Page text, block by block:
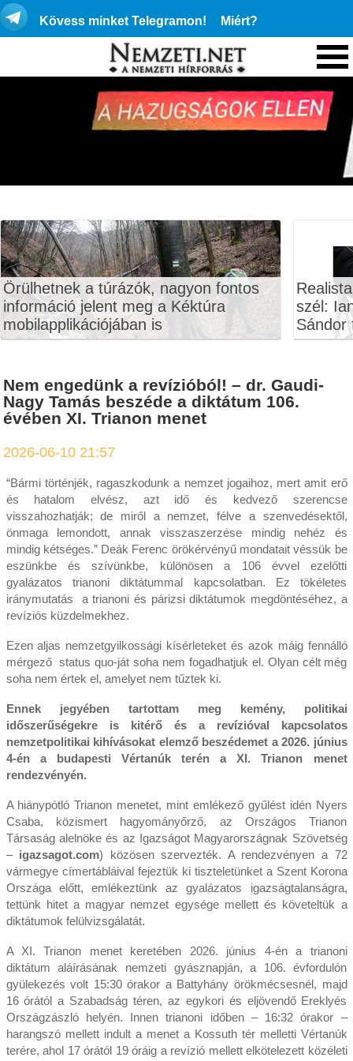
Kövess minket Telegramon! Miért?
Örülhetnek a túrázók, nagyon fontos
információ jelent meg a Kéktúra
mobilapplikációjában is
szél:
Sándor
Nem engedünk a revízióból! – dr. Gaudi-
Nagy Tamás beszéde a diktátum 106.
évében XI. Trianon menet
2026-06-10 21:57
“Bármi történjék, ragaszkodunk a nemzet jogaihoz, mert amit erő
és hatalom elvész, azt idő és kedvező szerencse
visszahozhatják; de miről a nemzet, félve a szenvedésektől,
önmaga lemondott, annak visszaszerzése mindig nehéz és
mindig kétséges.” Deák Ferenc örökérvényű mondatait véssük be
eszünkbe és szívünkbe, különösen a 106 évvel ezelőtti
gyalázatos trianoni diktátummal kapcsolatban. Ez tökéletes
iránymutatás a trianoni és párizsi diktátumok megdöntéséhez, a
revíziós küzdelmekhez.
Ezen aljas nemzetgyilkossági kísérleteket és azok máig fennálló
mérgező status quo-ját soha nem fogadhatjuk el. Olyan célt még
soha nem értek el, amelyet nem tűztek ki.
Ennek jegyében tartottam meg kemény, politikai
időszerűségekre is kitérő és a revízióval kapcsolatos
nemzetpolitikai kihívásokat elemző beszédemet a 2026. június
4-én a budapesti Vértanúk terén a XI. Trianon menet
rendezvényén.
A hiánypótló Trianon menetet, mint emlékező gyűlést idén Nyers
Csaba, közismert hagyományőrző, az Országos Trianon
Társaság alelnöke és az Igazságot Magyarországnak Szövetség
– igazsagot.com) közösen szervezték. A rendezvényen a 72
vármegye címertábláival fejeztük ki tiszteletünket a Szent Korona
Országa előtt, emlékeztünk az gyalázatos igazságtalanságra,
tettünk hitet a magyar nemzet egysége mellett és követeltük a
diktátumok felülvizsgálatát.
A XI. Trianon menet keretében 2026. június 4-én a trianoni
diktátum aláírásának nemzeti gyásznapján, a 106. évfordulón
gyülekezés volt 15:30 órakor a Battyhány örökmécsesnél, majd
16 órától a Szabadság téren, az egykori és eljövendő Ereklyés
Országzászló helyén. Innen trianoni időben – 16:32 órakor –
harangszó mellett indult a menet a Kossuth tér melletti Vértanúk
terére, ahol 17 órától 19 óráig a revízió mellett elkötelezett közéleti